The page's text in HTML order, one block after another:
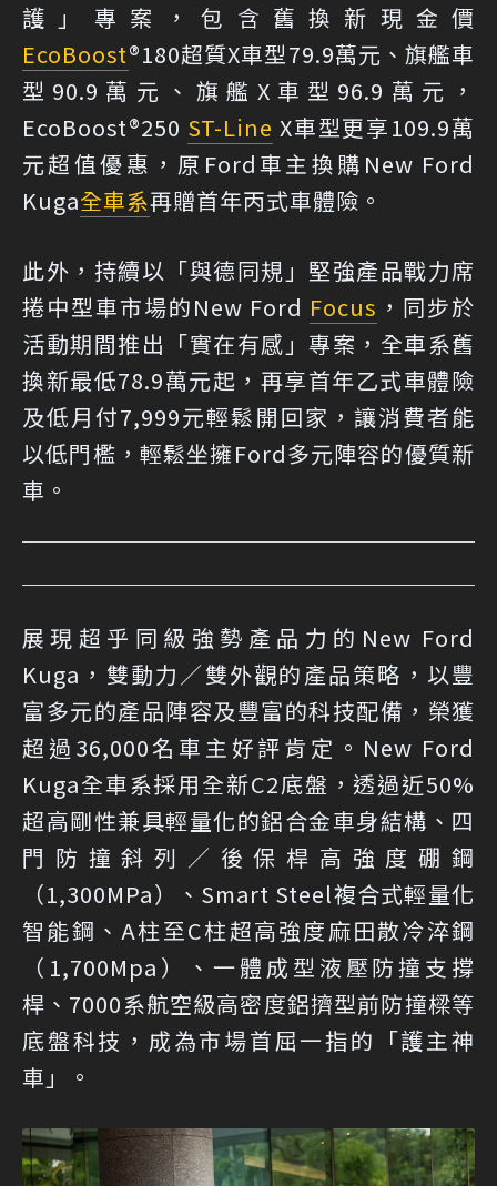
護」專案，包含舊換新現金價
EcoBoost®180超質X車型79.9萬元、旗艦車
型90.9萬元、旗艦X車型96.9萬元，
EcoBoost®250 ST-Line X車型更享109.9萬
元超值優惠，原Ford車主換購New Ford
Kuga全車系再贈首年丙式車體險。
此外，持續以「與德同規」堅強產品戰力席
捲中型車市場的New Ford Focus ，同步於
活動期間推出「實在有感」專案，全車系舊
換新最低78.9萬元起，再享首年乙式車體險
及低月付7,999元輕鬆開回家，讓消費者能
以低門檻，輕鬆坐擁Ford多元陣容的優質新
車。
展現超乎同級強勢產品力的New Ford
Kuga，雙動力／雙外觀的產品策略，以豐
富多元的產品陣容及豐富的科技配備，榮獲
超過36,000名車主好評肯定。New Ford
Kuga全車系採用全新C2底盤，透過近50%
超高剛性兼具輕量化的鋁合金車身結構、四
門防撞斜列／後保桿高強度硼鋼
（1,300MPa）、Smart Steel複合式輕量化
智能鋼、A柱至C柱超高強度麻田散冷淬鋼
（1,700Mpa）、一體成型液壓防撞支撐
桿、7000系航空級高密度鋁擠型前防撞樑等
底盤科技，成為市場首屈一指的「護主神
車」。